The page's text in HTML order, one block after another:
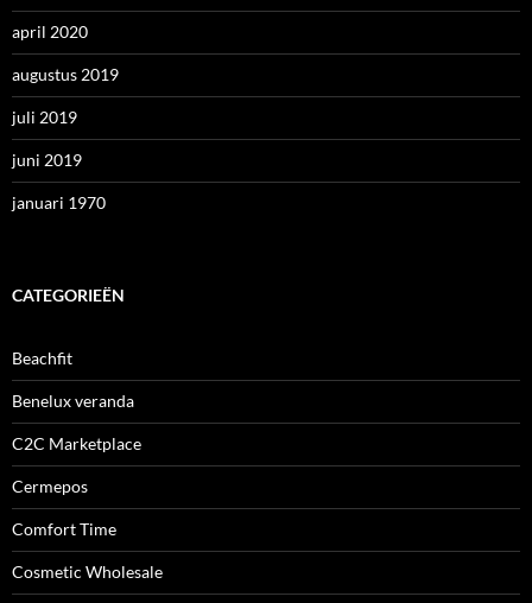
april 2020
augustus 2019
juli 2019
juni 2019
januari 1970
CATEGORIEËN
Beachfit
Benelux veranda
C2C Marketplace
Cermepos
Comfort Time
Cosmetic Wholesale